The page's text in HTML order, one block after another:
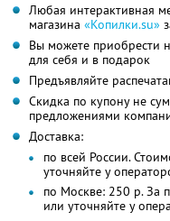
Любая интерактивная
магазина «Копилки.su»
Вы можете приобрести
для себя и в подарок
Предъявляйте
Скидка по купону не
предложениями
Доставка:
по всей России.
уточняйте у
по Москве: 250 р. За
или уточняйте у